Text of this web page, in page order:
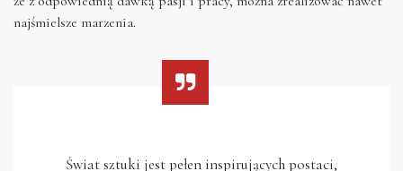
najśmielsze marzenia.
Świat sztuki jest pełen inspirujących postaci,